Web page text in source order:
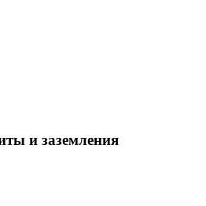
и заземления